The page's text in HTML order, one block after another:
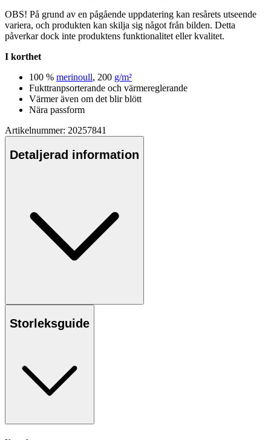
OBS! På grund av en pågående uppdatering kan resårets utseende
variera, och produkten kan skilja sig något från bilden. Detta
påverkar dock inte produktens funktionalitet eller kvalitet.
I korthet
100 % merinoull, 200 g/m²
Fukttranpsorterande och värmereglerande
Värmer även om det blir blött
Nära passform
Artikelnummer: 20257841
Detaljerad information
Storleksguide